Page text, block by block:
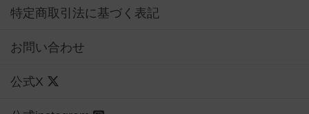
特定商取引法に基づく表記
お問い合わせ
公式X